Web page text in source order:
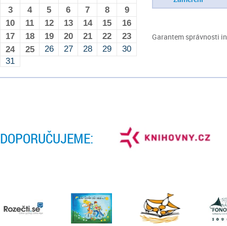
Garantem správnosti
3
4 5 6 7 8
9
10
11 12 13 14 15
16
17
18 19 20 21 22
23
24
25 26 27 28 29
30
31
DOPORUČUJEME: